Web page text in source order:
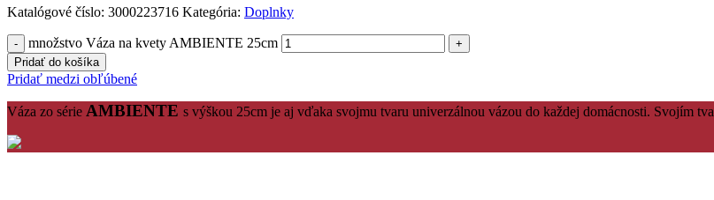
Katalógové číslo: 3000223716 Kategória: Doplnky
množstvo Váza na kvety AMBIENTE 25cm
Pridať do košíka
Pridať medzi obľúbené
Váza zo série AMBIENTE s výškou 25cm je aj vďaka svojmu tvaru univerzálnou vázou do každej domácnosti. Svojím